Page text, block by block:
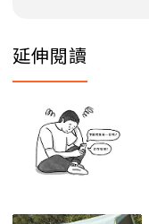
延伸閱讀